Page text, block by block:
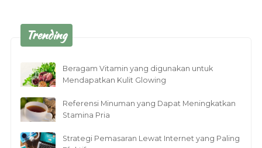
Trending
Beragam Vitamin yang digunakan untuk
Mendapatkan Kulit Glowing
Referensi Minuman yang Dapat Meningkatkan
Stamina Pria
Strategi Pemasaran Lewat Internet yang Paling